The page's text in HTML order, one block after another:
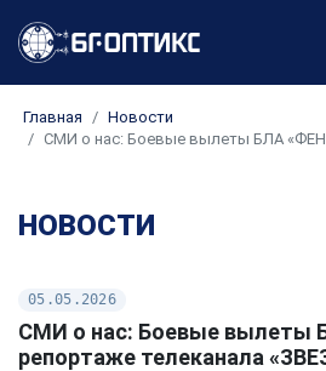
Главная
Новости
СМИ о нас: Боевые вылеты БЛА
НОВОСТИ
05.05.2026
СМИ о нас: Боевые вылеты
репортаже телеканала